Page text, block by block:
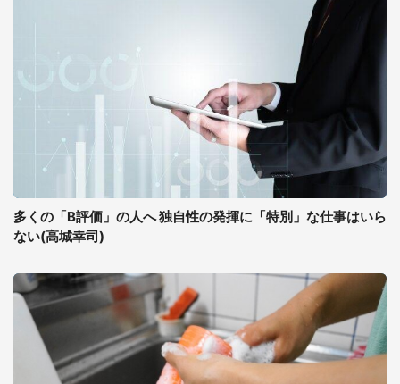
多くの「B評価」の人へ 独自性の発揮に「特別」な仕事はいら
ない(高城幸司)